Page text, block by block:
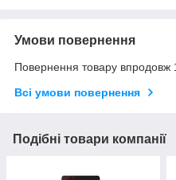
Умови повернення
Повернення товару впродовж
Всі умови повернення
Подібні товари компанії